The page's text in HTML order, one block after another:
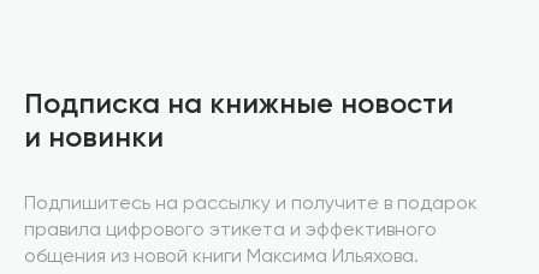
Подписка на книжные новости
и новинки
Подпишитесь на рассылку и получите в подарок
правила цифрового этикета и эффективного
общения из новой книги Максима Ильяхова.